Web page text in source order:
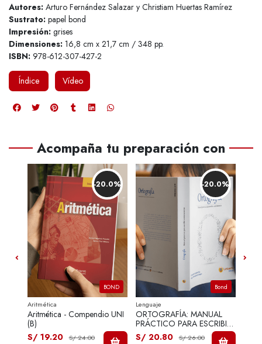
Autores: Arturo Fernández Salazar y Christiam Huertas Ramírez
Sustrato: papel bond
Impresión: grises
Dimensiones: 16,8 cm x 21,7 cm / 348 pp.
ISBN: 978-612-307-427-2
Índice Vídeo
Acompaña tu preparación con
-20.0%
BOND
Aritmética
Aritmética - Compendio UNI
(B)
S/ 19.20
S/ 24.00
-20.0%
Bond
Lenguaje
ORTOGRAFÍA: MANUAL
PRÁCTICO PARA ESCRIBIR
CORRECTAMENTE (B)
S/ 20.80 S/ 26.00